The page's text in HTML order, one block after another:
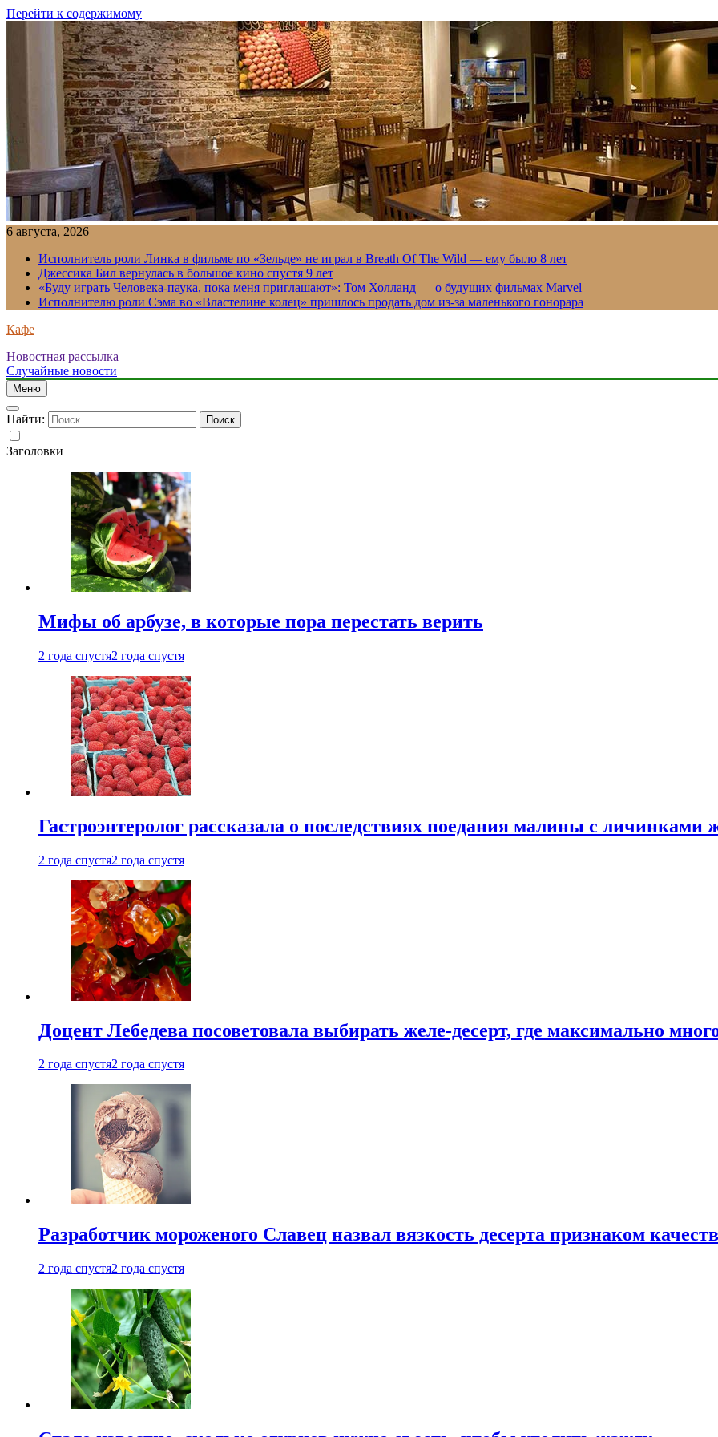
Перейти к содержимому
6 августа, 2026
Исполнитель роли Линка в фильме по «Зельде» не играл в Breath Of The Wild — ему было 8 лет
Джессика Бил вернулась в большое кино спустя 9 лет
«Буду играть Человека-паука, пока меня приглашают»: Том Холланд — о будущих фильмах Marvel
Исполнителю роли Сэма во «Властелине колец» пришлось продать дом из-за маленького гонорара
Кафе
Новостная рассылка
Случайные новости
Меню
Найти:
Заголовки
Мифы об арбузе, в которые пора перестать верить
2 года спустя2 года спустя
Гастроэнтеролог рассказала о последствиях поедания малины с личинками
2 года спустя2 года спустя
Доцент Лебедева посоветовала выбирать желе-десерт, где максимально
2 года спустя2 года спустя
Разработчик мороженого Славец назвал вязкость десерта признаком
2 года спустя2 года спустя